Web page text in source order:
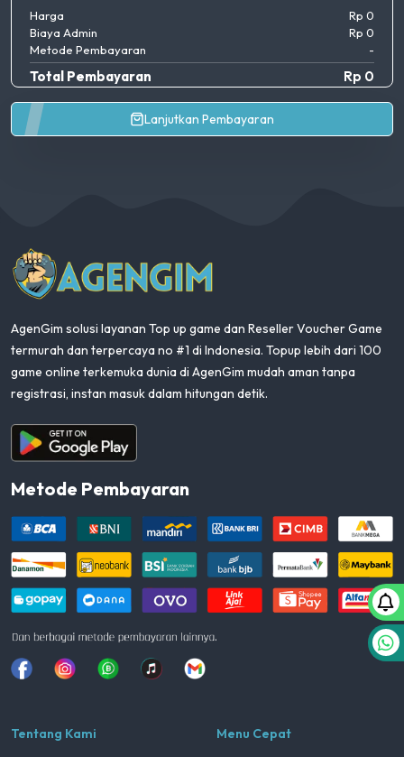
Harga
Rp 0
Biaya Admin
Rp 0
Metode Pembayaran
-
Total Pembayaran Rp 0
Lanjutkan Pembayaran
AgenGim
AgenGim solusi layanan Top up game dan Reseller Voucher Game
termurah dan terpercaya no #1 di Indonesia. Topup lebih dari 100
game online terkemuka dunia di AgenGim mudah aman tanpa
registrasi, instan masuk dalam hitungan detik.
Aplikasi Android
Metode Pembayaran
FacebookInstagramWhatsapp
Tiktok youtube
Tentang Kami Menu Cepat